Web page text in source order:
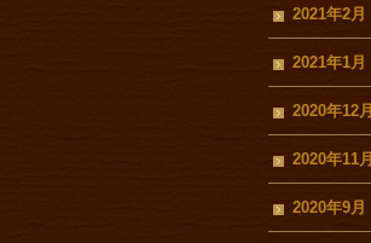
2021年2月
2021年1月
2020年12月
2020年11月
2020年9月